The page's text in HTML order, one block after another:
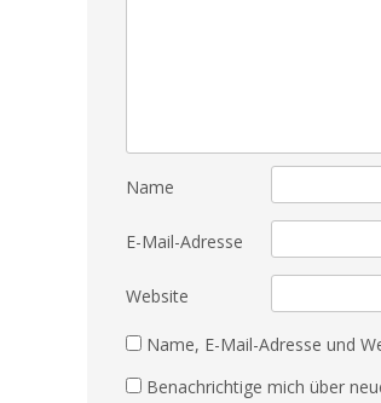
Name
E-Mail-Adresse
Website
Name, E-Mail-Adresse und
Benachrichtige mich über